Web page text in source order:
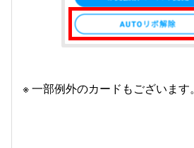
※ 一部例外のカードもございます。